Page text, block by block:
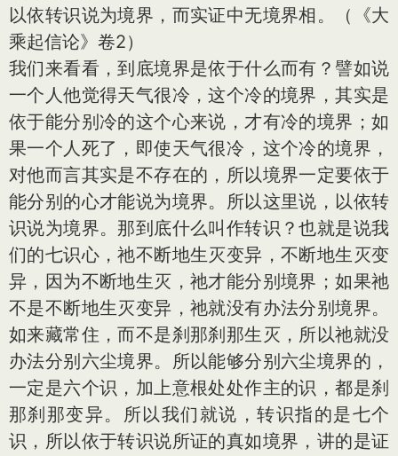
以依转识说为境界，而实证中无境界相。（《大
乘起信论》卷2）
我们来看看，到底境界是依于什么而有？譬如说
一个人他觉得天气很冷，这个冷的境界，其实是
依于能分别冷的这个心来说，才有冷的境界；如
果一个人死了，即使天气很冷，这个冷的境界，
对他而言其实是不存在的，所以境界一定要依于
能分别的心才能说为境界。所以这里说，以依转
识说为境界。那到底什么叫作转识？也就是说我
们的七识心，祂不断地生灭变异，不断地生灭变
异，因为不断地生灭，祂才能分别境界；如果祂
不是不断地生灭变异，祂就没有办法分别境界。
如来藏常住，而不是刹那刹那生灭，所以祂就没
办法分别六尘境界。所以能够分别六尘境界的，
一定是六个识，加上意根处处作主的识，都是刹
那刹那变异。所以我们就说，转识指的是七个
识，所以依于转识说所证的真如境界，讲的是证